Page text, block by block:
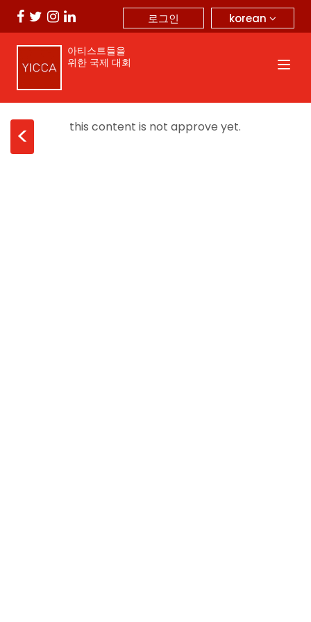
korean
로그인
아티스트들을
위한 국제 대회
< this content is not approve yet.